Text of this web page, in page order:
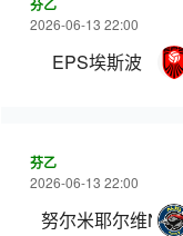
芬乙
2026-06-13 22:00
EPS埃斯波
芬乙
2026-06-13 22:00
努尔米耶尔维NJS